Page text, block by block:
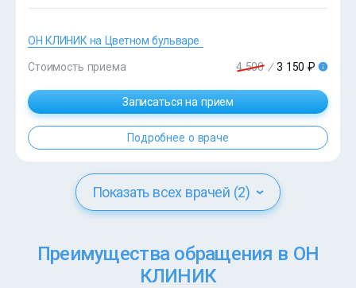
?>
ОН КЛИНИК на Цветном бульваре
Стоимость приема 4 500 / 3 150 ₽
Записаться на прием
Подробнее о враче
Показать всех врачей (2)
Преимущества обращения в ОН
КЛИНИК